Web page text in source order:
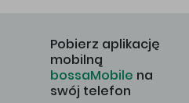
Pobierz aplikację
mobilną
bossaMobile na
swój telefon